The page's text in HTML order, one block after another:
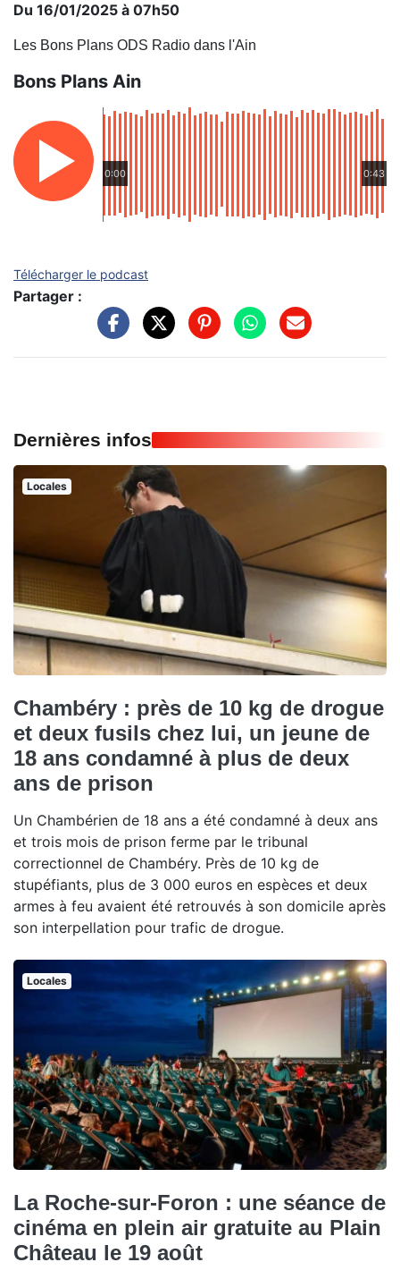
Du 16/01/2025 à 07h50
Les Bons Plans ODS Radio dans l'Ain
Bons Plans Ain
0:00 0:43
Télécharger le podcast
Partager :
Dernières infos
Locales
Chambéry : près de 10 kg de drogue
et deux fusils chez lui, un jeune de
18 ans condamné à plus de deux
ans de prison
Un Chambérien de 18 ans a été condamné à deux ans
et trois mois de prison ferme par le tribunal
correctionnel de Chambéry. Près de 10 kg de
stupéfiants, plus de 3 000 euros en espèces et deux
armes à feu avaient été retrouvés à son domicile après
son interpellation pour trafic de drogue.
Locales
La Roche-sur-Foron : une séance de
cinéma en plein air gratuite au Plain
Château le 19 août